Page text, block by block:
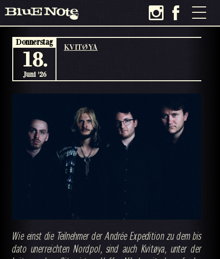
KVITØYA
Wie einst die Teilnehmer der Andrée Expedition zu dem bis
dato unerreichten Nordpol, sind auch Kvitøya, unter der
Donnerstag
18.
Juni '26